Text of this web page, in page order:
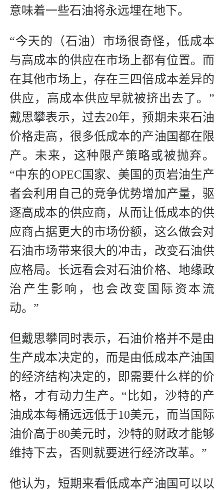
意味着一些石油将永远埋在地下。
“今天的（石油）市场很奇怪，低成本
与高成本的供应在市场上都有位置。而
在其他市场上，存在三四倍成本差异的
供应，高成本供应早就被挤出去了。”
戴思攀表示，过去20年，预期未来石油
价格走高，很多低成本的产油国都在限
产。未来，这种限产策略或被抛弃。
“中东的OPEC国家、美国的页岩油生产
者会利用自己的竞争优势增加产量，驱
逐高成本的供应商，从而让低成本的供
应商占据更大的市场份额，这么做会对
石油市场带来很大的冲击，改变石油供
应格局。长远看会对石油价格、地缘政
治产生影响，也会改变国际资本流
动。”
但戴思攀同时表示，石油价格并不是由
生产成本决定的，而是由低成本产油国
的经济结构决定的，即需要什么样的价
格，才有动力生产。“比如，沙特的产
油成本每桶远远低于10美元，而当国际
油价高于80美元时，沙特的财政才能够
维持下去，否则就要进行经济改革。”
他认为，短期来看低成本产油国可以以